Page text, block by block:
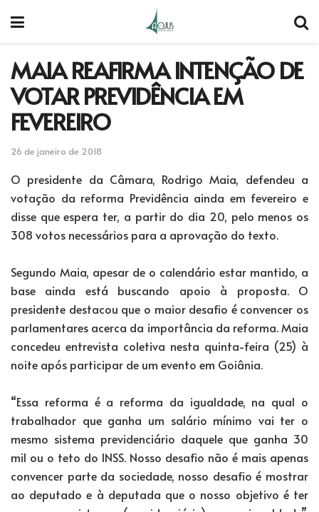
MAIA REAFIRMA INTENÇÃO DE
VOTAR PREVIDÊNCIA EM
FEVEREIRO
26 de janeiro de 2018
O presidente da Câmara, Rodrigo Maia, defendeu a
votação da reforma Previdência ainda em fevereiro e
disse que espera ter, a partir do dia 20, pelo menos os
308 votos necessários para a aprovação do texto.
Segundo Maia, apesar de o calendário estar mantido, a
base ainda está buscando apoio à proposta. O
presidente destacou que o maior desafio é convencer os
parlamentares acerca da importância da reforma. Maia
concedeu entrevista coletiva nesta quinta-feira (25) à
noite após participar de um evento em Goiânia.
“Essa reforma é a reforma da igualdade, na qual o
trabalhador que ganha um salário mínimo vai ter o
mesmo sistema previdenciário daquele que ganha 30
mil ou o teto do INSS. Nosso desafio não é mais apenas
convencer parte da sociedade, nosso desafio é mostrar
ao deputado e à deputada que o nosso objetivo é ter